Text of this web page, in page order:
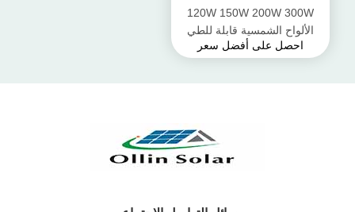
120W 150W 200W 300W
الألواح الشمسية قابلة للطي
التخييم أطقم
احصل على أفضل سعر